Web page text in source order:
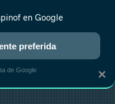
RANKINGS CINE
×
en Google
preferida
de Google